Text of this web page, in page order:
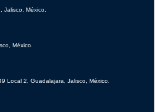
Jalisco, México.
México.
Local 2, Guadalajara, Jalisco, México.